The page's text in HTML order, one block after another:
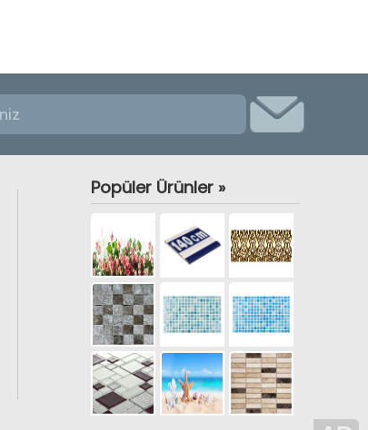
Popüler Ürünler »